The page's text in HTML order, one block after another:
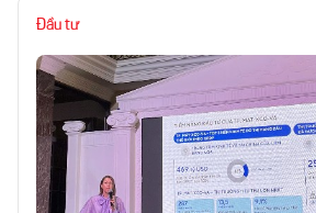
Đầu tư